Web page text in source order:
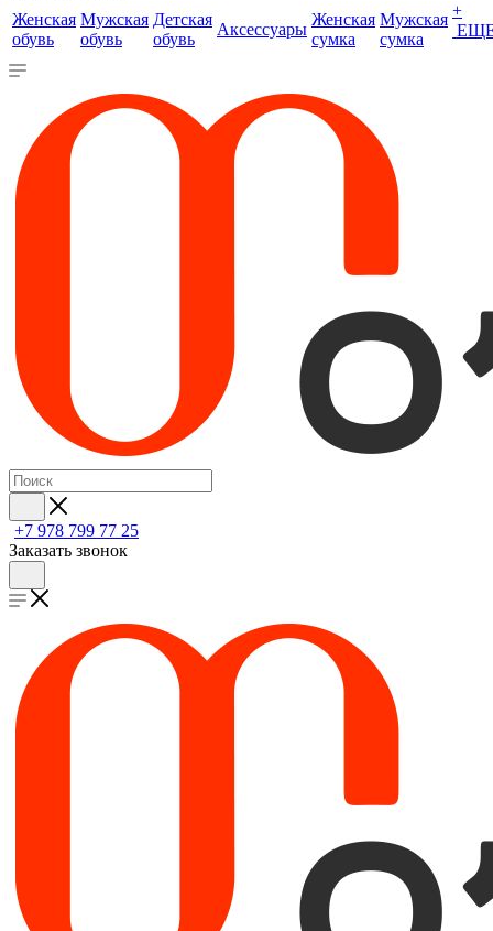
Женская
обувь
Мужская
обувь
Детская
обувь
Аксессуары
Женская
сумка
Мужская
сумка
+
+7 978 799 77 25
Заказать звонок